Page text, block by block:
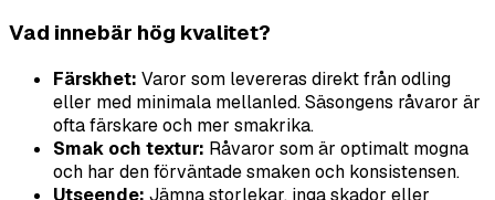
Vad innebär hög kvalitet?
Färskhet: Varor som levereras direkt från odling
eller med minimala mellanled. Säsongens råvaror är
ofta färskare och mer smakrika.
Smak och textur: Råvaror som är optimalt mogna
och har den förväntade smaken och konsistensen.
Utseende: Jämna storlekar, inga skador eller